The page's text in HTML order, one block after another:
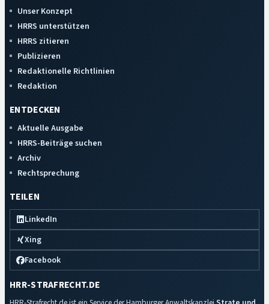
Unser Konzept
HRRS unterstützen
HRRS zitieren
Publizieren
Redaktionelle Richtlinien
Redaktion
ENTDECKEN
Aktuelle Ausgabe
HRRS-Beiträge suchen
Archiv
Rechtsprechung
TEILEN
LinkedIn
Xing
Facebook
HRR-STRAFRECHT.DE